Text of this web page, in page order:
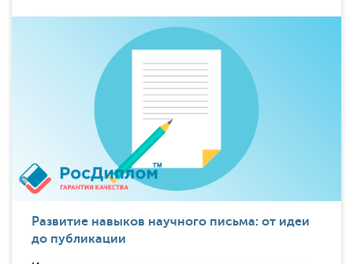
Развитие навыков научного письма: от идеи
до публикации